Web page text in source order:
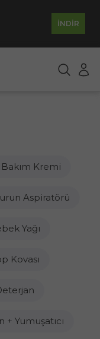
İNDİR
Kremi
Aspiratörü
Yağı
Kovası
Yumuşatıcı